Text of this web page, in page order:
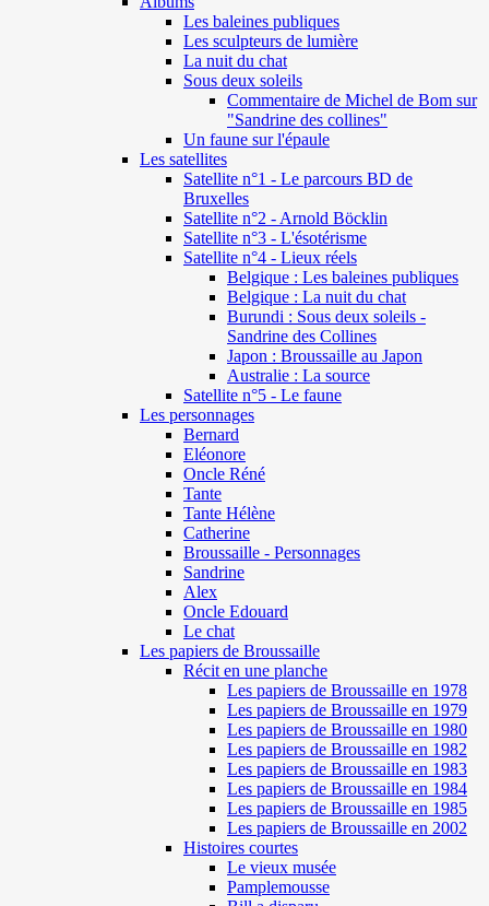
Les baleines publiques
Les sculpteurs de lumière
La nuit du chat
Sous deux soleils
Commentaire de Michel de Bom sur
"Sandrine des collines"
Un faune sur l'épaule
Les satellites
Satellite n°1 - Le parcours BD de
Bruxelles
Satellite n°2 - Arnold Böcklin
Satellite n°3 - L'ésotérisme
Satellite n°4 - Lieux réels
Belgique : Les baleines publiques
Belgique : La nuit du chat
Burundi : Sous deux soleils -
Sandrine des Collines
Japon : Broussaille au Japon
Australie : La source
Satellite n°5 - Le faune
Les personnages
Bernard
Eléonore
Oncle Réné
Tante
Tante Hélène
Catherine
Broussaille - Personnages
Sandrine
Alex
Oncle Edouard
Le chat
Les papiers de Broussaille
Récit en une planche
Les papiers de Broussaille en 1978
Les papiers de Broussaille en 1979
Les papiers de Broussaille en 1980
Les papiers de Broussaille en 1982
Les papiers de Broussaille en 1983
Les papiers de Broussaille en 1984
Les papiers de Broussaille en 1985
Les papiers de Broussaille en 2002
Histoires courtes
Le vieux musée
Pamplemousse